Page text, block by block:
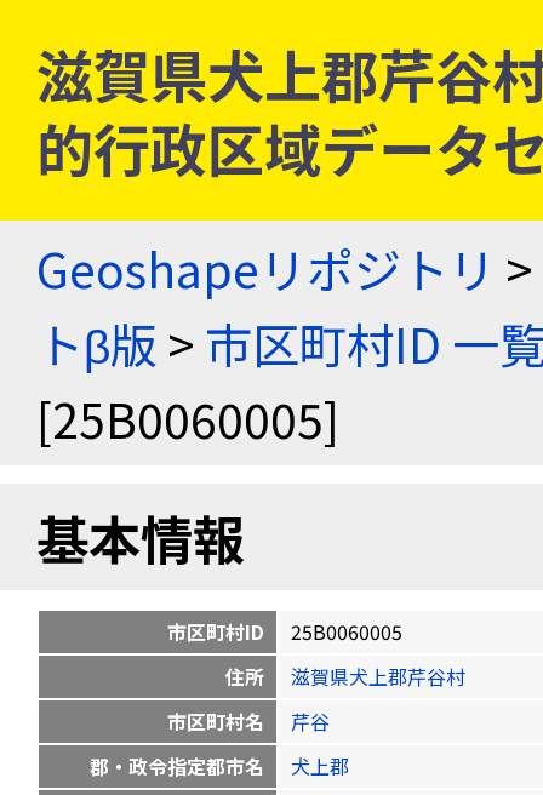
滋賀県犬上郡芹谷
的行政区域データ
Geoshapeリポジトリ >
トβ版 > 市区町村ID 一
[25B0060005]
基本情報
市区町村ID
25B0060005
住所
滋賀県犬上郡芹谷村
市区町村名
芹谷
郡・政令指定都市名
犬上郡